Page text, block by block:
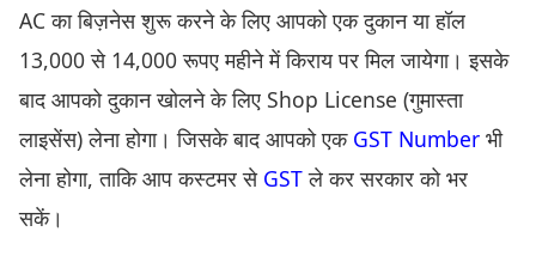
AC का बिज़नेस शुरू करने के लिए आपको एक दुकान या हॉल
13,000 से 14,000 रूपए महीने में किराय पर मिल जायेगा। इसके
बाद आपको दुकान खोलने के लिए Shop License (गुमास्ता
लाइसेंस) लेना होगा। जिसके बाद आपको एक GST Number भी
लेना होगा, ताकि आप कस्टमर से GSTले कर सरकार को भर
सकें।